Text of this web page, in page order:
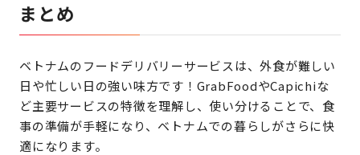
まとめ
ベトナムのフードデリバリーサービスは、外食が難しい
日や忙しい日の強い味方です！GrabFoodやCapichiな
ど主要サービスの特徴を理解し、使い分けることで、食
事の準備が手軽になり、ベトナムでの暮らしがさらに快
適になります。